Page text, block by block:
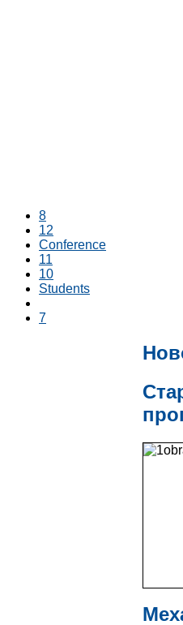
8
12
Conference
11
10
Students
7